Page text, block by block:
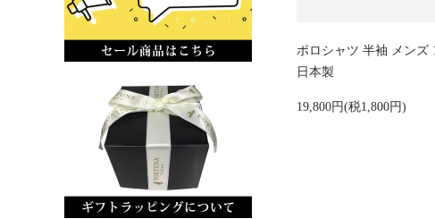
ポロシャツ 半袖 メンズ
日本製
19,800円(税1,800円)